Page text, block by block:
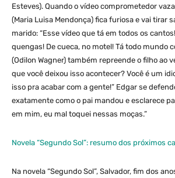
Esteves). Quando o vídeo comprometedor
(Maria Luisa Mendonça) fica furiosa e vai tirar
marido: “Esse vídeo que tá em todos os
quengas! De cueca, no motel! Tá todo mundo
(Odilon Wagner) também repreende o filho ao
que você deixou isso acontecer? Você é um
isso pra acabar com a gente!” Edgar se
exatamente como o pai mandou e esclarece
em mim, eu mal toquei nessas moças.”
Novela “Segundo Sol”: resumo dos próximos
Na novela “Segundo Sol”, Salvador, fim dos